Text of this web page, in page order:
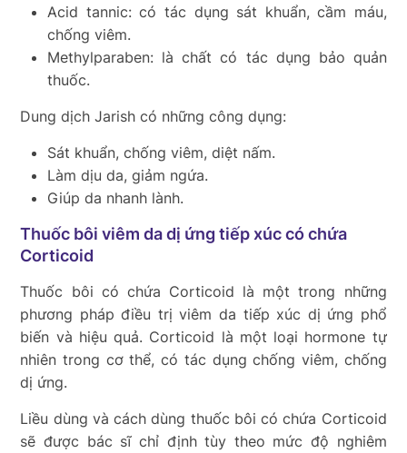
Acid tannic: có tác dụng sát khuẩn, cầm máu,
chống viêm.
Methylparaben: là chất có tác dụng bảo quản
thuốc.
Dung dịch Jarish có những công dụng:
Sát khuẩn, chống viêm, diệt nấm.
Làm dịu da, giảm ngứa.
Giúp da nhanh lành.
Thuốc bôi viêm da dị ứng tiếp xúc có chứa
Corticoid
Thuốc bôi có chứa Corticoid là một trong những
phương pháp điều trị viêm da tiếp xúc dị ứng phổ
biến và hiệu quả. Corticoid là một loại hormone tự
nhiên trong cơ thể, có tác dụng chống viêm, chống
dị ứng.
Liều dùng và cách dùng thuốc bôi có chứa Corticoid
sẽ được bác sĩ chỉ định tùy theo mức độ nghiêm